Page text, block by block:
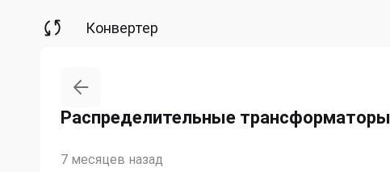
Конвертер
Распределительные трансформаторы
7 месяцев назад